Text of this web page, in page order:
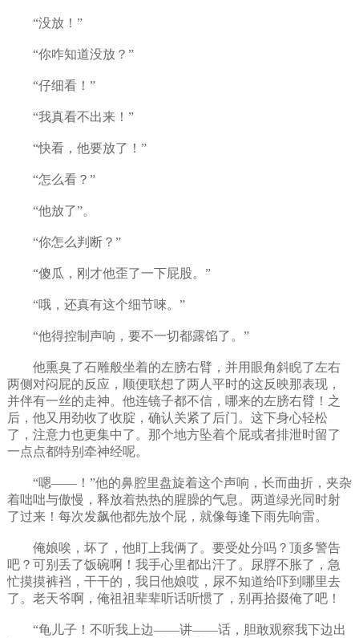
“没放！”
“你咋知道没放？”
“仔细看！”
“我真看不出来！”
“快看，他要放了！”
“怎么看？”
“他放了”。
“你怎么判断？”
“傻瓜，刚才他歪了一下屁股。”
“哦，还真有这个细节唻。”
“他得控制声响，要不一切都露馅了。”
他熏臭了石雕般坐着的左膀右臂，并用眼角斜睨了左右
两侧对闷屁的反应，顺便联想了两人平时的这反映那表现，
并伴有一丝的走神。他连镜子都不信，哪来的左膀右臂！之
后，他又用劲收了收腚，确认关紧了后门。这下身心轻松
了，注意力也更集中了。那个地方坠着个屁或者排泄时留了
一点点都特别牵神经呢。
“嗯——！”他的鼻腔里盘旋着这个声响，长而曲折，夹杂
着咄咄与傲慢，释放着热热的腥臊的气息。两道绿光同时射
了过来！每次发飙他都先放个屁，就像每逢下雨先响雷。
俺娘唉，坏了，他盯上我俩了。要受处分吗？顶多警告
吧？可别丢了饭碗啊！我手心里都出汗了。尿脬不胀了，急
忙摸摸裤裆，干干的，我日他娘哎，尿不知道给吓到哪里去
了。老天爷啊，俺祖祖辈辈听话听惯了，别再拾掇俺了吧！
“龟儿子！不听我上边——讲——话，胆敢观察我下边出